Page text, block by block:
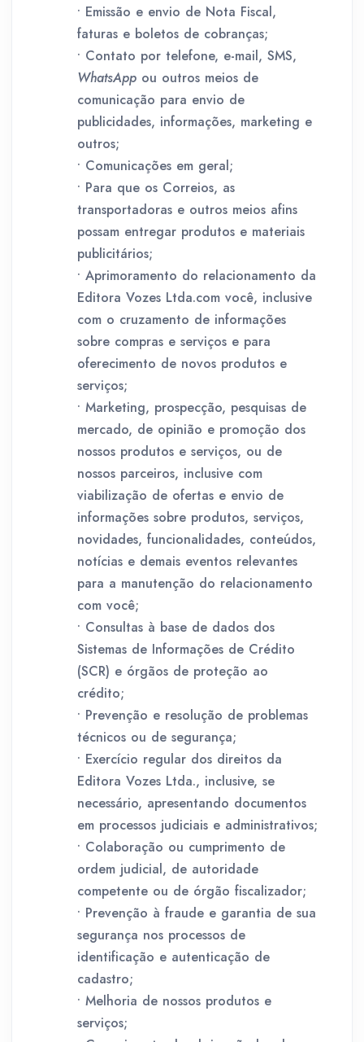
• Emissão e envio de Nota Fiscal,
faturas e boletos de cobranças;
• Contato por telefone, e-mail, SMS,
WhatsApp ou outros meios de
comunicação para envio de
publicidades, informações, marketing e
outros;
• Comunicações em geral;
• Para que os Correios, as
transportadoras e outros meios afins
possam entregar produtos e materiais
publicitários;
• Aprimoramento do relacionamento da
Editora Vozes Ltda.com você, inclusive
com o cruzamento de informações
sobre compras e serviços e para
oferecimento de novos produtos e
serviços;
• Marketing, prospecção, pesquisas de
mercado, de opinião e promoção dos
nossos produtos e serviços, ou de
nossos parceiros, inclusive com
viabilização de ofertas e envio de
informações sobre produtos, serviços,
novidades, funcionalidades, conteúdos,
notícias e demais eventos relevantes
para a manutenção do relacionamento
com você;
• Consultas à base de dados dos
Sistemas de Informações de Crédito
(SCR) e órgãos de proteção ao
crédito;
• Prevenção e resolução de problemas
técnicos ou de segurança;
• Exercício regular dos direitos da
Editora Vozes Ltda., inclusive, se
necessário, apresentando documentos
em processos judiciais e administrativos;
• Colaboração ou cumprimento de
ordem judicial, de autoridade
competente ou de órgão fiscalizador;
• Prevenção à fraude e garantia de sua
segurança nos processos de
identificação e autenticação de
cadastro;
• Melhoria de nossos produtos e
serviços;